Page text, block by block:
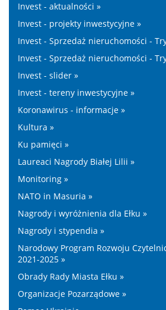
Invest - aktualności »
Invest - projekty inwestycyjne »
Invest - Sprzedaż nieruchomości -
Invest - Sprzedaż nieruchomości -
Invest - slider »
Invest - tereny inwestycyjne »
Koronawirus - informacje »
Kultura »
Ku pamięci »
Laureaci Nagrody Białej Lilii »
Monitoring »
NATO in Masuria »
Nagrody i wyróżnienia dla Ełku »
Nagrody i stypendia »
Narodowy Program Rozwoju
2021-2025 »
Obrady Rady Miasta Ełku »
Organizacje Pozarządowe »